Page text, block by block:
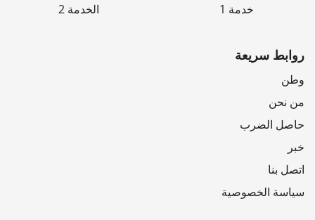
خدمة 1 الخدمة 2
روابط سريعة
وطن
من نحن
حاصل الضرب
خبر
اتصل بنا
سياسة الخصوصية